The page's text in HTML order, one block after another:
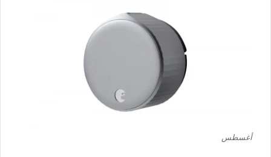
أغسطس